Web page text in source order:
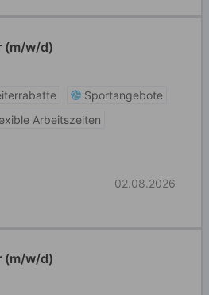
(m/w/d)
Sportangebote
Arbeitszeiten
02.08.2026
(m/w/d)